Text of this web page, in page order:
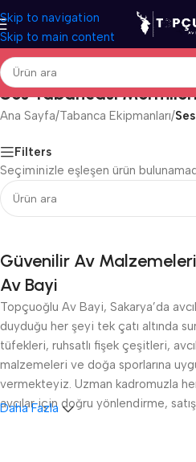
Skip to navigation
Skip to main content
Ses Tabancası
Ana Sayfa/Tabanca Ekipmanları/
Filters
Seçiminizle eşleşen ürün
Güvenilir Av
Av Bayi
Topçuoğlu Av Bayi, Sakarya’da
duyduğu her şeyi tek çatı altında
tüfekleri, ruhsatlı fişek çeşitleri,
malzemeleri ve doğa sporlarına
vermekteyiz. Uzman kadromuzla
avcılar için doğru yönlendirme,
Daha Fazla